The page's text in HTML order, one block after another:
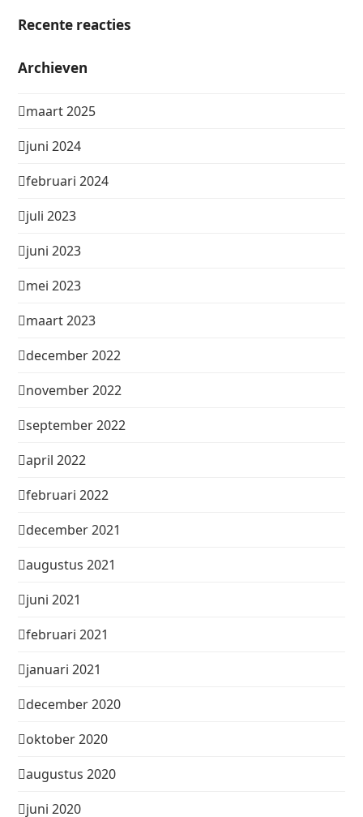
Recente reacties
Archieven
maart 2025
juni 2024
februari 2024
juli 2023
juni 2023
mei 2023
maart 2023
december 2022
november 2022
september 2022
april 2022
februari 2022
december 2021
augustus 2021
juni 2021
februari 2021
januari 2021
december 2020
oktober 2020
augustus 2020
juni 2020